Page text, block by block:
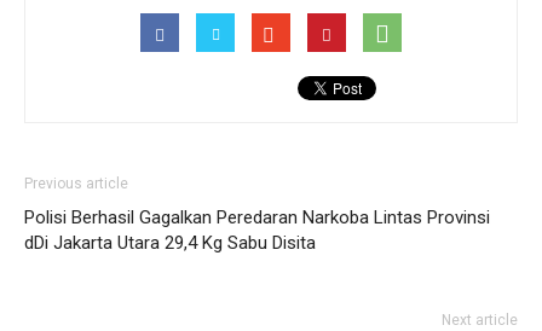
Previous article
Polisi Berhasil Gagalkan Peredaran Narkoba Lintas Provinsi
dDi Jakarta Utara 29,4 Kg Sabu Disita
Next article